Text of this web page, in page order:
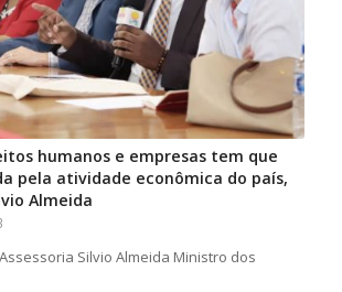
humanos e empresas tem que
pela atividade econômica do país,
Almeida
Silvio Almeida Ministro dos